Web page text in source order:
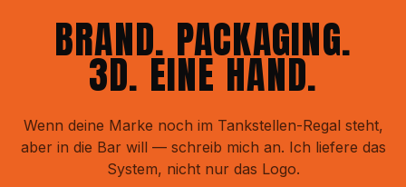
BRAND. PACKAGING.
3D. EINE HAND.
Wenn deine Marke noch im Tankstellen-Regal steht,
aber in die Bar will — schreib mich an. Ich liefere das
System, nicht nur das Logo.